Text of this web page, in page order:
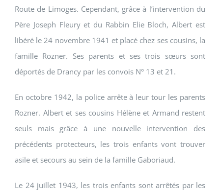
Route de Limoges. Cependant, grâce à l’intervention du
Père Joseph Fleury et du Rabbin Elie Bloch, Albert est
libéré le 24 novembre 1941 et placé chez ses cousins, la
famille Rozner. Ses parents et ses trois sœurs sont
déportés de Drancy par les convois N° 13 et 21.
En octobre 1942, la police arrête à leur tour les parents
Rozner. Albert et ses cousins Hélène et Armand restent
seuls mais grâce à une nouvelle intervention des
précédents protecteurs, les trois enfants vont trouver
asile et secours au sein de la famille Gaboriaud.
Le 24 juillet 1943, les trois enfants sont arrêtés par les